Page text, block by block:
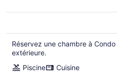
Réservez une chambre à
extérieure.
Piscine
Cuisine